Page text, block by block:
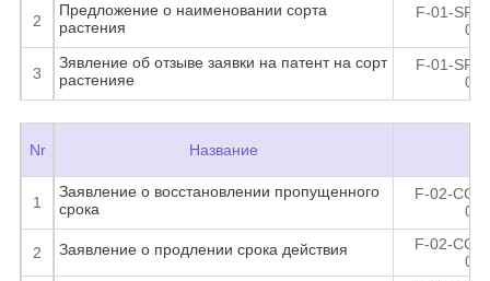
Предложение о наименовании сорта
растения
F-01-SP-
Зявление об отзыве заявки на патент на сорт
растенияe
F-01-SP-
2
3
Название
Заявление о восстановлении пропущенного
срока
F-02-CC-
Заявление о продлении срока действия
F-02-CC-
Nr
1
2